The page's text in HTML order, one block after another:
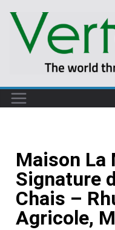
Maison La
Signature
Chais –
Agricole,